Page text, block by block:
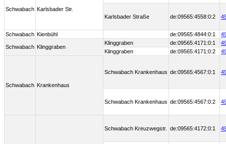
Schwabach Karlsbader Str.
Karlsbader Straße de:09565:4558:0:2
Schwabach Kienbühl de:09565:4844:0:1
Schwabach Klinggraben
Klinggraben de:09565:4171:0:1
Klinggraben
de:09565:4171:0:2
Schwabach Krankenhaus
Schwabach Krankenhaus de:09565:4567:0:1
Schwabach Krankenhaus de:09565:4567:0:2
Schwabach Kreuzwegstr. de:09565:4172:0:1